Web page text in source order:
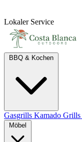
Lokaler Service
Gasgrills Kamado Grills